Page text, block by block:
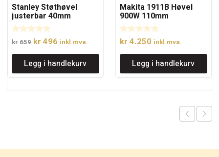
Stanley Støthøvel
justerbar 40mm
kr659 Opprinnelig
pris
var:
kr 659.
kr 496 Nåværende
pris
er:
kr 496.
inkl.mva.
Legg i handlekurv
Makita 1911B Høvel
900W 110mm
kr 4.250 inkl.mva.
Legg i handlekurv